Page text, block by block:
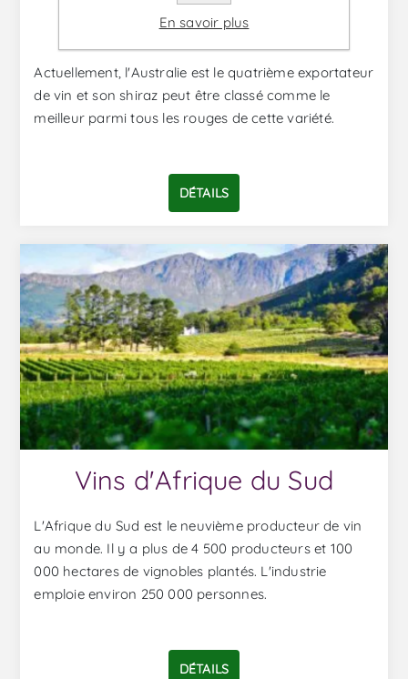
Vins d'Australie
Actuellement, l'Australie est le quatrième exportateur
de vin et son shiraz peut être classé comme le
meilleur parmi tous les rouges de cette variété.
DÉTAILS
Vins d'Afrique du Sud
L'Afrique du Sud est le neuvième producteur de vin
au monde. Il y a plus de 4 500 producteurs et 100
000 hectares de vignobles plantés. L'industrie
emploie environ 250 000 personnes.
DÉTAILS
En savoir plus